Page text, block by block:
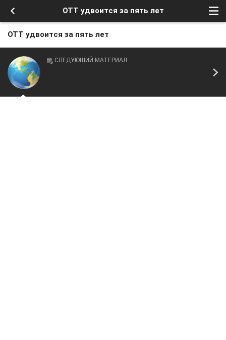
OTT удвоится за пять лет
OTT удвоится за пять лет
СЛЕДУЮЩИЙ МАТЕРИАЛ